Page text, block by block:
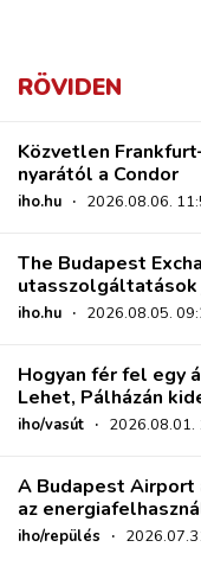
RÖVIDEN
Közvetlen
nyarától a Condor
iho.hu · 2026.08.06.
The Budapest
utasszolgáltatások
iho.hu · 2026.08.05.
Hogyan fér fel egy
Lehet, Pálházán
iho/vasút · 2026.08.01.
A Budapest Airport
az
iho/repülés ·